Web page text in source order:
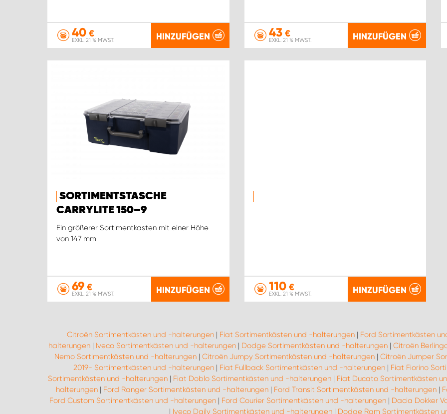
40 €
EXKL. 21 % MWST. HINZUFÜGEN 43€
EXKL. 21 % MWST. HINZUFÜGEN
SORTIMENTSTASCHE
CARRYLITE 150–9
Ein größerer Sortimentkasten mit einer Höhe
von 147 mm
69 €
EXKL. 21 % MWST. HINZUFÜGEN 110€
EXKL. 21 % MWST. HINZUFÜGEN
Citroën Sortimentkästen und -halterungen| Fiat Sortimentkästen und -halterungen| Ford Sortimentkästen
halterungen | Iveco Sortimentkästen und -halterungen | Dodge Sortimentkästen und -halterungen | Citroën
Nemo Sortimentkästen und -halterungen| Citroën Jumpy Sortimentkästen und -halterungen| Citroën Jumper
2019- Sortimentkästen und -halterungen | Fiat Fullback Sortimentkästen und -halterungen | Fiat Fiorino
Sortimentkästen und -halterungen | Fiat Doblo Sortimentkästen und -halterungen | Fiat Ducato Sortimentkästen
halterungen | Ford Ranger Sortimentkästen und -halterungen | Ford Transit Sortimentkästen und -halterungen |
Ford Custom Sortimentkästen und -halterungen | Ford Courier Sortimentkästen und -halterungen | Dacia Dokker
| Iveco Daily Sortimentkästen und -halterungen| Dodge Ram Sortimentkästen